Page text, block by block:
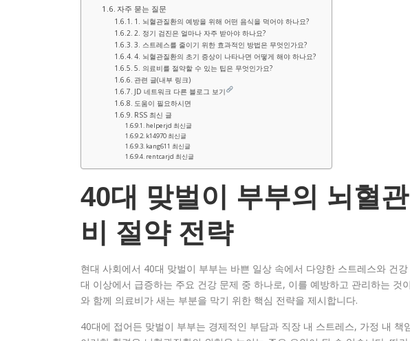
자주 묻는 질문
1. 뇌혈관질환의 예방을 위해 어떤 음식을 먹어야 하나요?
2. 정기 검진은 얼마나 자주 받아야 하나요?
3. 스트레스를 줄이기 위한 효과적인 방법은 무엇인가요?
4. 뇌혈관질환의 초기 증상이 나타나면 어떻게 해야 하나요?
5. 의료비를 절약할 수 있는 팁은 무엇인가요?
관련 글(내부 링크)
JD 네트워크 다른 블로그 보기
도움이 필요하시면
RSS 최신 글
helperjd 최신글
k14970 최신글
kang611 최신글
rentcarjd 최신글
40대 맞벌이 부부의 뇌혈
비 절약 전략
현대 사회에서 40대 맞벌이 부부는 바쁜 일상 속에서 다양한 스트레스와 건
대 이상에서 급증하는 주요 건강 문제 중 하나로, 이를 예방하고 관리하는 것
와 함께 의료비가 새는 부분을 막기 위한 핵심 전략을 제시합니다.
40대에 접어든 맞벌이 부부는 경제적인 부담과 직장 내 스트레스, 가정 내